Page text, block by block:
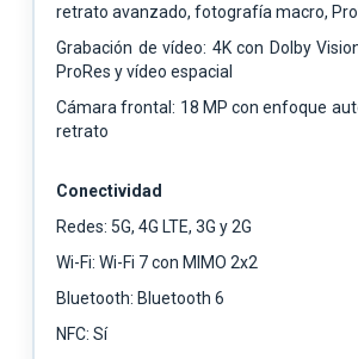
retrato avanzado, fotografía macro,
Grabación de vídeo: 4K con Dolby
ProRes y vídeo espacial
Cámara frontal: 18 MP con enfoque
retrato
Conectividad
Redes: 5G, 4G LTE, 3G y 2G
Wi-Fi: Wi-Fi 7 con MIMO 2x2
Bluetooth: Bluetooth 6
NFC: Sí